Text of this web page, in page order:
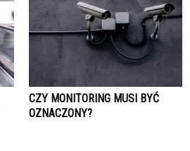
CZY MONITORING MUSI BYĆ
OZNACZONY?